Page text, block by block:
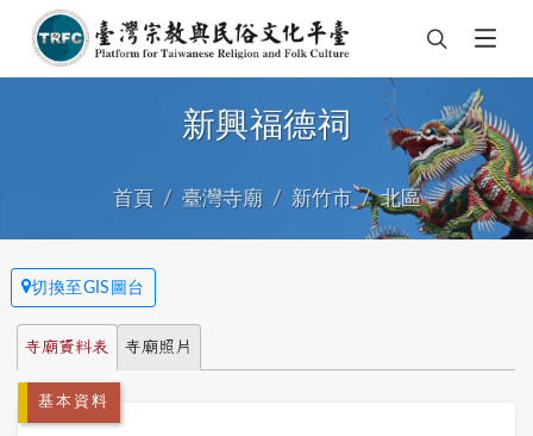
新興福德祠
首頁 臺灣寺廟 新竹市 北區
切換至GIS圖台
寺廟資料表 寺廟照片
基本資料